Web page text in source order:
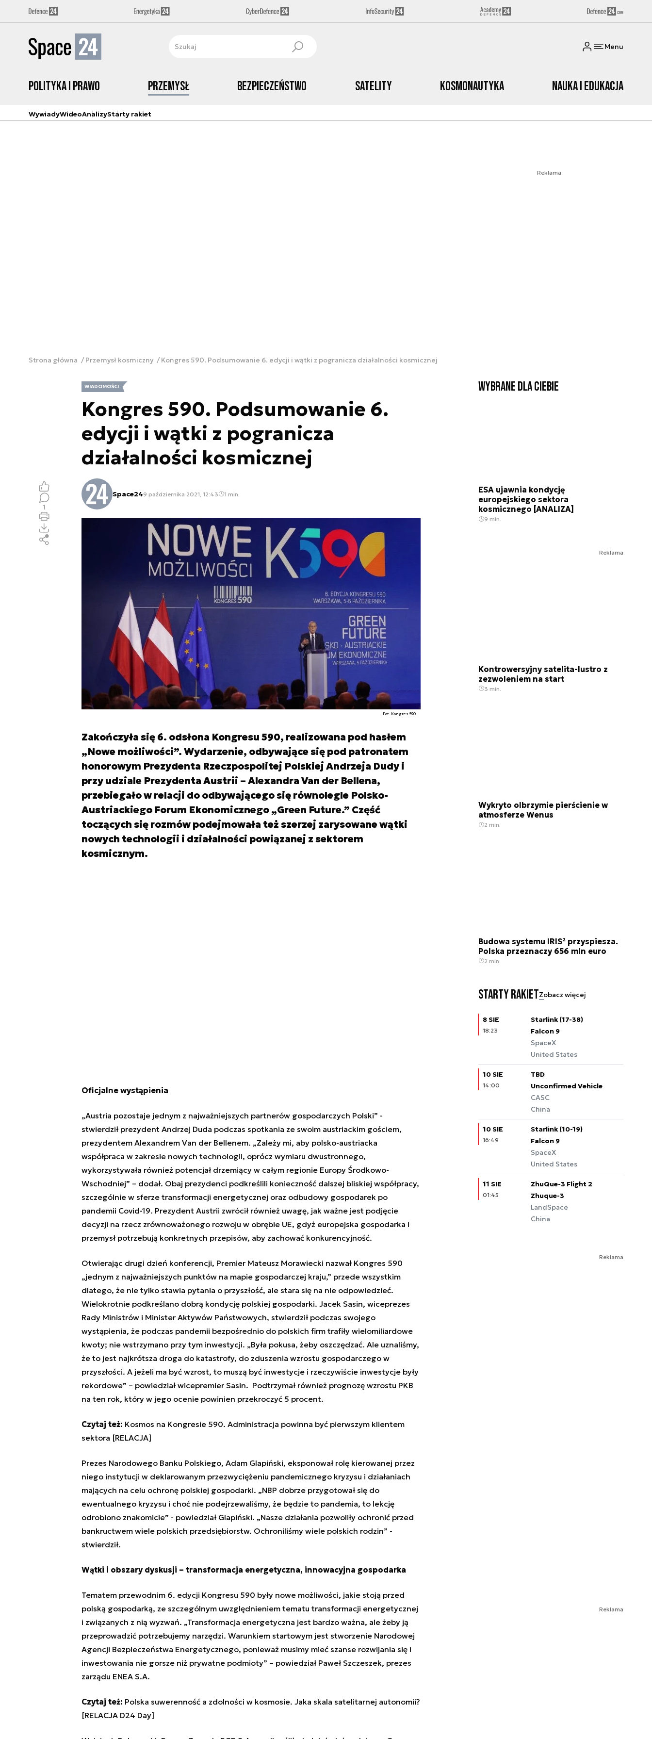
Menu
Polityka i prawo Przemysł Bezpieczeństwo Satelity Kosmonautyka Nauka i edukacja
WywiadyWideoAnalizyStarty rakiet
Reklama
Strona główna Przemysł kosmiczny Kongres 590. Podsumowanie 6. edycji i wątki z pogranicza działalności kosmicznej
WIADOMOŚCI
Kongres 590. Podsumowanie 6.
edycji i wątki z pogranicza
działalności kosmicznej
Space249 października 2021, 12:43 1 min.
Fot. Kongres 590
Zakończyła się 6. odsłona Kongresu 590, realizowana pod hasłem
„Nowe możliwości”. Wydarzenie, odbywające się pod patronatem
honorowym Prezydenta Rzeczpospolitej Polskiej Andrzeja Dudy i
przy udziale Prezydenta Austrii – Alexandra Van der Bellena,
przebiegało w relacji do odbywającego się równolegle Polsko-
Austriackiego Forum Ekonomicznego „Green Future.” Część
toczących się rozmów podejmowała też szerzej zarysowane wątki
nowych technologii i działalności powiązanej z sektorem
kosmicznym.
1
Oficjalne wystąpienia
„Austria pozostaje jednym z najważniejszych partnerów gospodarczych Polski” -
stwierdził prezydent Andrzej Duda podczas spotkania ze swoim austriackim gościem,
prezydentem Alexandrem Van der Bellenem. „Zależy mi, aby polsko-austriacka
współpraca w zakresie nowych technologii, oprócz wymiaru dwustronnego,
wykorzystywała również potencjał drzemiący w całym regionie Europy Środkowo-
Wschodniej” – dodał. Obaj prezydenci podkreślili konieczność dalszej bliskiej współpracy,
szczególnie w sferze transformacji energetycznej oraz odbudowy gospodarek po
pandemii Covid-19. Prezydent Austrii zwrócił również uwagę, jak ważne jest podjęcie
decyzji na rzecz zrównoważonego rozwoju w obrębie UE, gdyż europejska gospodarka i
przemysł potrzebują konkretnych przepisów, aby zachować konkurencyjność.
Otwierając drugi dzień konferencji, Premier Mateusz Morawiecki nazwał Kongres 590
„jednym z najważniejszych punktów na mapie gospodarczej kraju,” przede wszystkim
dlatego, że nie tylko stawia pytania o przyszłość, ale stara się na nie odpowiedzieć.
Wielokrotnie podkreślano dobrą kondycję polskiej gospodarki. Jacek Sasin, wiceprezes
Rady Ministrów i Minister Aktywów Państwowych, stwierdził podczas swojego
wystąpienia, że podczas pandemii bezpośrednio do polskich firm trafiły wielomiliardowe
kwoty; nie wstrzymano przy tym inwestycji. „Była pokusa, żeby oszczędzać. Ale uznaliśmy,
że to jest najkrótsza droga do katastrofy, do zduszenia wzrostu gospodarczego w
przyszłości. A jeżeli ma być wzrost, to muszą być inwestycje i rzeczywiście inwestycje były
rekordowe” – powiedział wicepremier Sasin. Podtrzymał również prognozę wzrostu PKB
na ten rok, który w jego ocenie powinien przekroczyć 5 procent.
Czytaj też: Kosmos na Kongresie 590. Administracja powinna być pierwszym klientem
sektora [RELACJA]
Prezes Narodowego Banku Polskiego, Adam Glapiński, eksponował rolę kierowanej przez
niego instytucji w deklarowanym przezwyciężeniu pandemicznego kryzysu i działaniach
mających na celu ochronę polskiej gospodarki. „NBP dobrze przygotował się do
ewentualnego kryzysu i choć nie podejrzewaliśmy, że będzie to pandemia, to lekcję
odrobiono znakomicie” - powiedział Glapiński. „Nasze działania pozwoliły ochronić przed
bankructwem wiele polskich przedsiębiorstw. Ochroniliśmy wiele polskich rodzin” -
stwierdził.
Wątki i obszary dyskusji – transformacja energetyczna, innowacyjna gospodarka
Tematem przewodnim 6. edycji Kongresu 590 były nowe możliwości, jakie stoją przed
polską gospodarką, ze szczególnym uwzględnieniem tematu transformacji energetycznej
i związanych z nią wyzwań. „Transformacja energetyczna jest bardzo ważna, ale żeby ją
przeprowadzić potrzebujemy narzędzi. Warunkiem startowym jest stworzenie Narodowej
Agencji Bezpieczeństwa Energetycznego, ponieważ musimy mieć szanse rozwijania się i
inwestowania nie gorsze niż prywatne podmioty” – powiedział Paweł Szczeszek, prezes
zarządu ENEA S.A.
Czytaj też: Polska suwerenność a zdolności w kosmosie. Jaka skala satelitarnej autonomii?
[RELACJA D24 Day]
Wybrane dla Ciebie
ESA ujawnia kondycję
europejskiego sektora
kosmicznego [ANALIZA]
9 min.
Reklama
Kontrowersyjny satelita-lustro z
zezwoleniem na start
3 min.
Wykryto olbrzymie pierścienie w
atmosferze Wenus
2 min.
Budowa systemu IRIS² przyspiesza.
Polska przeznaczy 656 mln euro
2 min.
Starty rakietZobacz więcej
8 SIE
18:23
Starlink (17-38)
Falcon 9
SpaceX
United States
10 SIE
14:00
TBD
Unconfirmed Vehicle
CASC
China
10 SIE
16:49
Starlink (10-19)
Falcon 9
SpaceX
United States
11 SIE
01:45
ZhuQue-3 Flight 2
Zhuque-3
LandSpace
China
Reklama
Reklama